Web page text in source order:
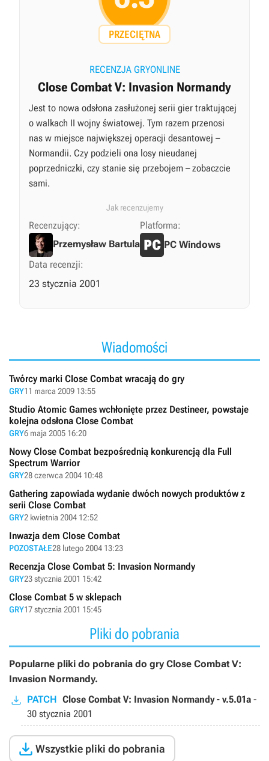
PRZECIĘTNA
RECENZJA GRYONLINE
Close Combat V: Invasion Normandy
Jest to nowa odsłona zasłużonej serii gier traktującej
o walkach II wojny światowej. Tym razem przenosi
nas w miejsce największej operacji desantowej –
Normandii. Czy podzieli ona losy nieudanej
poprzedniczki, czy stanie się przebojem – zobaczcie
sami.
Jak recenzujemy
Recenzujący:
Przemysław Bartula
Platforma:
PC Windows
Data recenzji:
23 stycznia 2001
Wiadomości
Twórcy marki Close Combat wracają do gry
GRY11 marca 2009 13:55
Studio Atomic Games wchłonięte przez Destineer, powstaje
kolejna odsłona Close Combat
GRY6 maja 2005 16:20
Nowy Close Combat bezpośrednią konkurencją dla Full
Spectrum Warrior
GRY28 czerwca 2004 10:48
Gathering zapowiada wydanie dwóch nowych produktów z
serii Close Combat
GRY2 kwietnia 2004 12:52
Inwazja dem Close Combat
POZOSTAŁE28 lutego 2004 13:23
Recenzja Close Combat 5: Invasion Normandy
GRY23 stycznia 2001 15:42
Close Combat 5 w sklepach
GRY17 stycznia 2001 15:45
Pliki do pobrania
Popularne pliki do pobrania do gry Close Combat V:
Invasion Normandy.
PATCH Close Combat V: Invasion Normandy - v.5.01a -
30 stycznia 2001
 Wszystkie pliki do pobrania